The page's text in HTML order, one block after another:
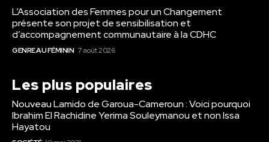
L’Association des Femmes pour un Changement
présente son projet de sensibilisation et
d’accompagnement communautaire à la CDHC
GENRE AU FÉMININ 7 août 2026
Les plus populaires
Nouveau Lamido de Garoua-Cameroun : Voici pourquoi
Ibrahim El Rachidine Yerima Souleymanou et non Issa
Hayatou